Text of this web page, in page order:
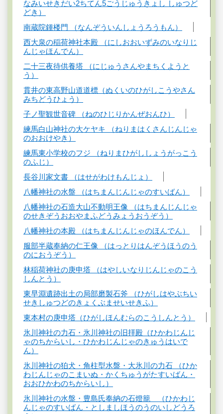
なみいせきだい2ちてん5ごうじゅうきょし しゅつど
どき）
南蔵院鍾楼門 （なんぞういんしょうろうもん）
西大泉の稲荷神社本殿 （にしおおいずみのいなりじ
んじゃほんでん）
二十三夜待供養塔 （にじゅうさんやまちくようと
う）
貫井の東高野山道道標（ぬくいのひがしこうやさん
みちどうひょう）
子ノ聖観世音碑 （ねのひじりかんぜおんひ）
練馬白山神社の大ケヤキ （ねりまはくさんじんじゃ
のおおけやき）
練馬東小学校のフジ （ねりまひがししょうがっこう
のふじ）
長谷川家文書 （はせがわけもんじょ）
八幡神社の水盤 （はちまんじんじゃのすいばん）
八幡神社の石造大山不動明王像 （はちまんじんじゃ
のせきぞうおおやまふどうみょうおうぞう）
八幡神社の本殿 （はちまんじんじゃのほんでん）
服部半蔵奉納の仁王像 （はっとりはんぞうほうのう
のにおうぞう）
林稲荷神社の庚申塔 （はやしいなりじんじゃのこう
しんとう）
東早淵遺跡出土の局部磨製石斧 （ひがしはやぶちい
せきしゅつどのきょくぶませいせきふ）
東本村の庚申塔（ひがしほんむらのこうしんとう）
氷川神社の力石・氷川神社の旧拝殿（ひかわじんじ
ゃのちからいし・ひかわじんじゃのきゅうはいで
ん）
氷川神社の狛犬・角柱型水盤・大氷川の力石 （ひか
わじんじゃのこまいぬ・かくちゅうがたすいばん・
おおひかわのちからいし）
氷川神社の水盤・豊島氏奉納の石燈籠 （ひかわじ
んじゃのすいばん・としましほうのうのいしどうろ